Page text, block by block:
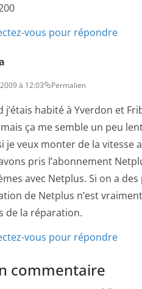
vous pour répondre
à 12:03 Permalien
j’étais habité à Yverdon et
ça me semble un peu
je veux monter de la vitesse
pris l’abonnement
avec Netplus. Si on a
de Netplus n’est
de la réparation.
vous pour répondre
commentaire